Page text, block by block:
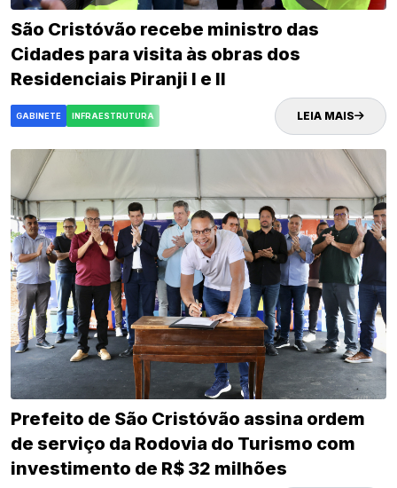
São Cristóvão recebe ministro das
Cidades para visita às obras dos
Residenciais Piranji I e II
GABINETE INFRAESTRUTURA LEIA MAIS
Prefeito de São Cristóvão assina ordem
de serviço da Rodovia do Turismo com
investimento de R$ 32 milhões